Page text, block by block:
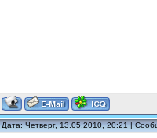
Дата: Четверг, 13.05.2010, 20:21 |